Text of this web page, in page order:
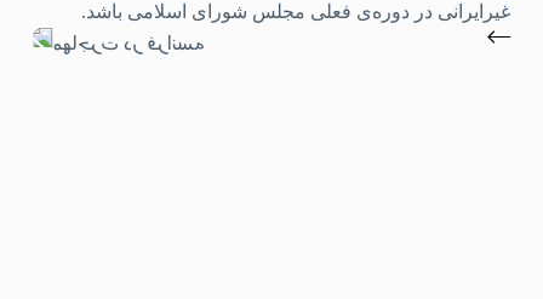
غیرایرانی در دوره‌ی فعلی مجلس شورای اسلامی باشد.